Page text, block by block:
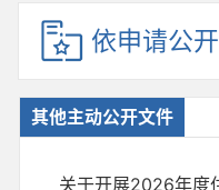
依申请公开
其他主动公开文件